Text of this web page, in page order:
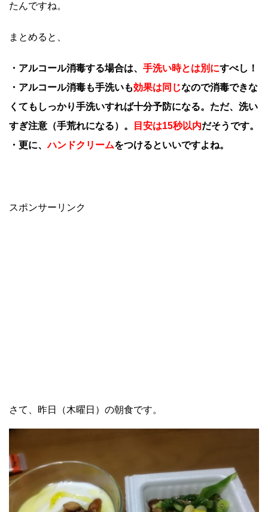
たんですね。
まとめると、
・アルコール消毒する場合は、 手洗い時とは別にすべし！
・アルコール消毒も手洗いも効果は同じなので消毒できな
くてもしっかり手洗いすれば十分予防になる。ただ、洗い
すぎ注意（手荒れになる）。
目安は15秒以内だそうです。
・更に、ハンドクリームをつけるといいですよね。
スポンサーリンク
さて、昨日（木曜日）の朝食です。